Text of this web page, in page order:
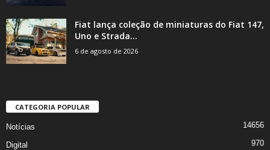
Fiat lança coleção de miniaturas do Fiat 147,
Uno e Strada...
6 de agosto de 2026
CATEGORIA POPULAR
Notícias 14656
Digital 970